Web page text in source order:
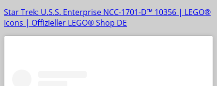
Star Trek: U.S.S. Enterprise NCC-1701-D™ 10356 | LEGO®
Icons | Offizieller LEGO® Shop DE